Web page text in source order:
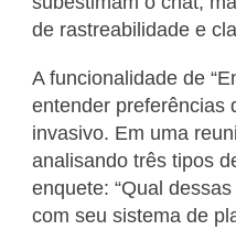
de rastreabilidade e
A funcionalidade de
entender preferências
invasivo. Em uma
analisando três tipos
enquete: “Qual
com seu sistema de